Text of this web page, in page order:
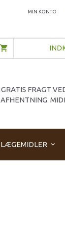
MIN KONTO
GRATIS FRAGT
AFHENTNING
LÆGEMIDLER